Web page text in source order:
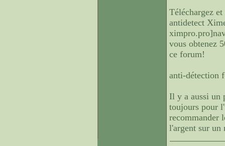
Téléchargez
antidetect
vous obtenez
ce forum!
anti-détection
Il y a aussi un
toujours pour
recommander
l'argent sur un